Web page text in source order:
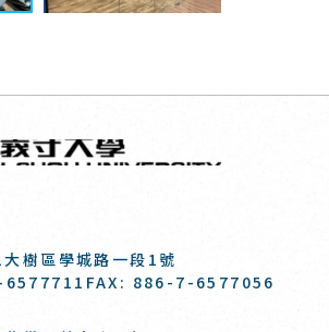
回頂端
樹區學城路一段1號
FAX: 886-7-6577056